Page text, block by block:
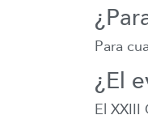
Para
¿El
El